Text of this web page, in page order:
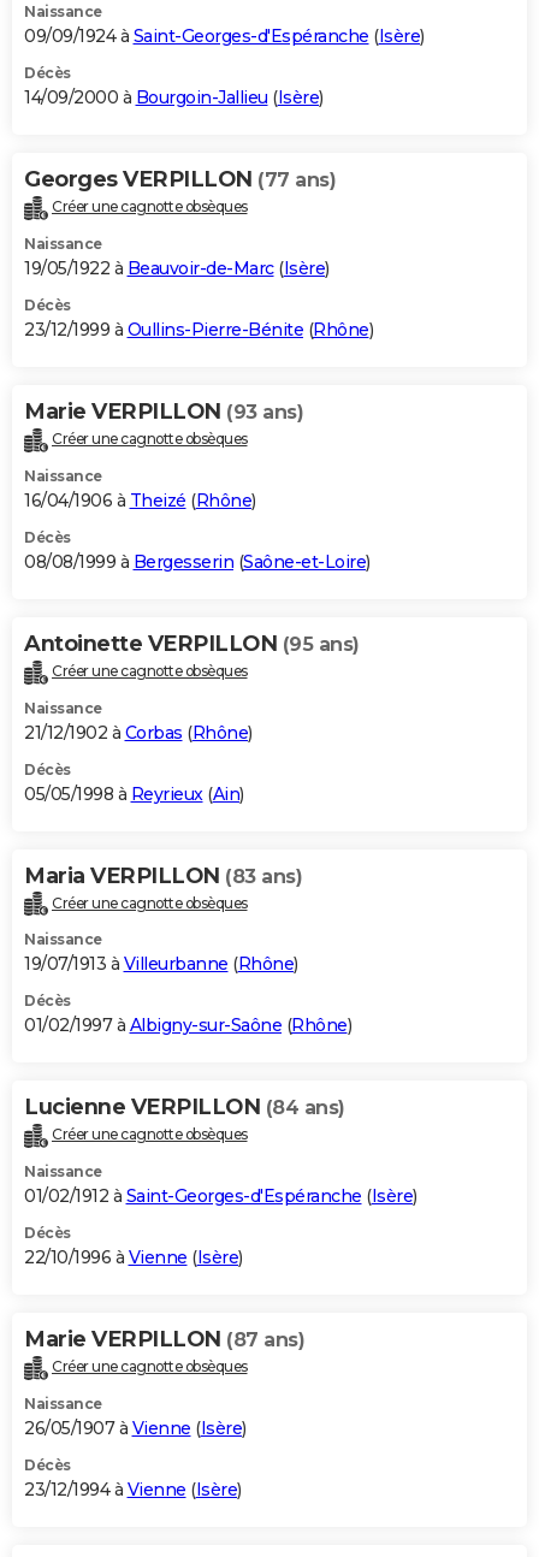
Naissance
09/09/1924 à Saint-Georges-d'Espéranche (Isère)
Décès
14/09/2000 à Bourgoin-Jallieu (Isère)
Georges VERPILLON (77 ans)
Créer une cagnotte obsèques
Naissance
19/05/1922 à Beauvoir-de-Marc(Isère)
Décès
23/12/1999 à Oullins-Pierre-Bénite (Rhône)
Marie VERPILLON (93 ans)
Créer une cagnotte obsèques
Naissance
16/04/1906 à Theizé (Rhône)
Décès
08/08/1999 à Bergesserin (Saône-et-Loire)
Antoinette VERPILLON (95 ans)
Créer une cagnotte obsèques
Naissance
21/12/1902 à Corbas (Rhône)
Décès
05/05/1998 à Reyrieux (Ain)
Maria VERPILLON (83 ans)
Créer une cagnotte obsèques
Naissance
19/07/1913 à Villeurbanne (Rhône)
Décès
01/02/1997 à Albigny-sur-Saône (Rhône)
Lucienne VERPILLON (84 ans)
Créer une cagnotte obsèques
Naissance
01/02/1912 à Saint-Georges-d'Espéranche (Isère)
Décès
22/10/1996 à Vienne (Isère)
Marie VERPILLON (87 ans)
Créer une cagnotte obsèques
Naissance
26/05/1907 à Vienne (Isère)
Décès
23/12/1994 à Vienne (Isère)